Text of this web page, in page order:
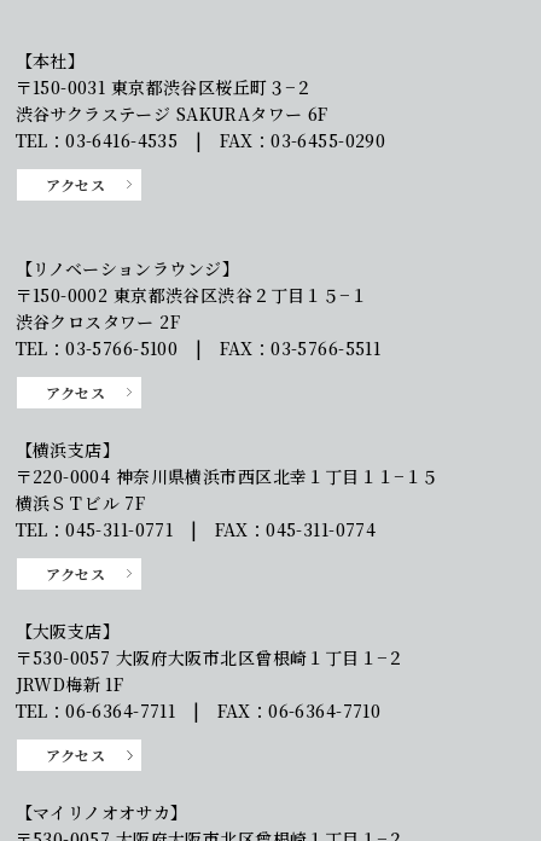
【本社】
〒150-0031 東京都渋谷区桜丘町３−２
渋谷サクラステージ SAKURAタワー 6F
TEL：03-6416-4535 | FAX：03-6455-0290
アクセス
【リノベーションラウンジ】
〒150-0002 東京都渋谷区渋谷２丁目１５−１
渋谷クロスタワー 2F
TEL：03-5766-5100 | FAX：03-5766-5511
アクセス
【横浜支店】
〒220-0004 神奈川県横浜市西区北幸１丁目１１−１５
横浜ＳＴビル 7F
TEL：045-311-0771 | FAX：045-311-0774
アクセス
【大阪支店】
〒530-0057 大阪府大阪市北区曾根崎１丁目１−２
JRWD梅新 1F
TEL：06-6364-7711 | FAX：06-6364-7710
アクセス
【マイリノオオサカ】